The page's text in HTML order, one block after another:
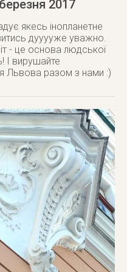
2017
якесь інопланетне
дууууже уважно.
- це основа людської
І вирушайте
Львова разом з нами :)